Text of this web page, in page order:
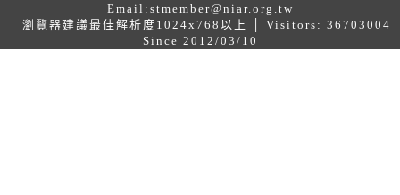
Email: stmember@niar.org.tw
瀏覽器建議最佳解析度1024x768以上 │ Visitors: 36703004
Since 2012/03/10